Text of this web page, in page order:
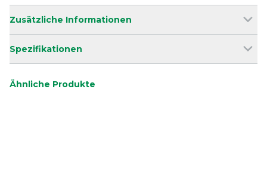
Zusätzliche Informationen
Spezifikationen
Ähnliche Produkte